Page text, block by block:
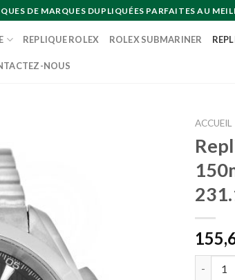
DE MARQUES DUPLIQUÉES PARFAITES AU
REPLIQUE ROLEX ROLEX SUBMARINER
NOUS
ACCUEIL